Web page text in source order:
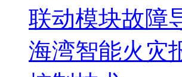
联动模块故障
海湾智能火灾